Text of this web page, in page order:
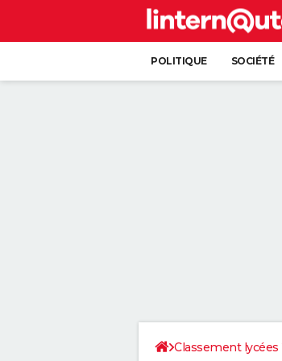
POLITIQUE SOCIÉTÉ
Classement lycées